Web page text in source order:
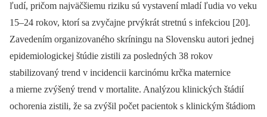
ľudí, pričom najväčšiemu riziku sú vystavení mladí ľudia vo veku
15–24 rokov, ktorí sa zvyčajne prvýkrát stretnú s infekciou [20].
Zavedením organizovaného skríningu na Slovensku autori jednej
epidemiologickej štúdie zistili za posledných 38 rokov
stabilizovaný trend v incidencii karcinómu krčka maternice
a mierne zvýšený trend v mortalite. Analýzou klinických štádií
ochorenia zistili, že sa zvýšil počet pacientok s klinickým štádiom